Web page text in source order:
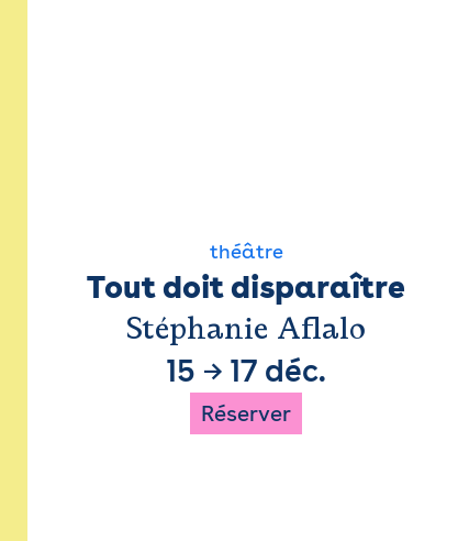
théâtre
Tout doit disparaître
Stéphanie Aflalo
15 → 17 déc.
Réserver